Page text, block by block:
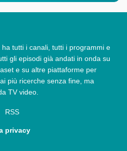
tutti i canali, tutti i programmi e
gli episodi già andati in onda su
e su altre piattaforme per
più ricerche senza fine, ma
TV video.
RSS
privacy